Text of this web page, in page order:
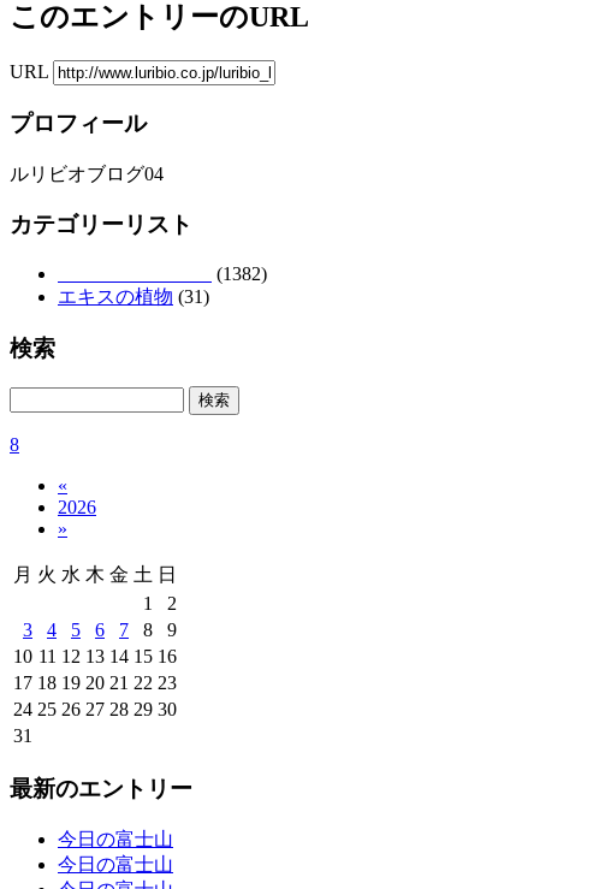
このエントリーのURL
URL
プロフィール
ルリビオブログ04
カテゴリーリスト
(1382)
エキスの植物 (31)
検索
8
«
2026
»
月 火 水 木 金 土 日
1
2
3
4 5 6 7 8
9
10 11 12 13 14 15 16
17 18 19 20 21 22 23
24 25 26 27 28 29 30
31
最新のエントリー
今日の富士山
今日の富士山